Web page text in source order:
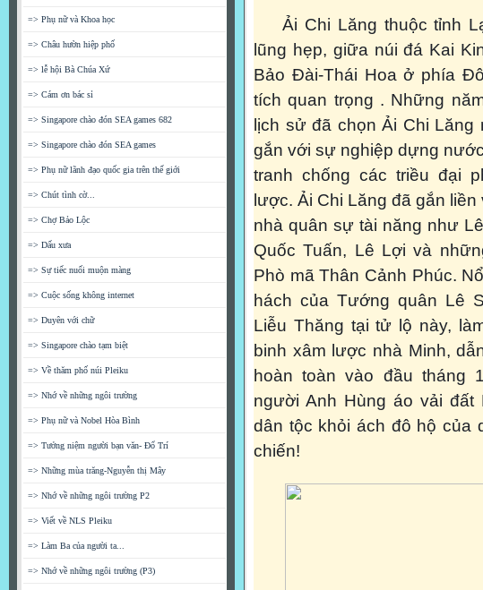
=> Phụ nữ và Khoa học
=> Châu hườn hiệp phố
=> lễ hội Bà Chúa Xứ
=> Cám ơn bác sỉ
=> Singapore chào đón SEA games 682
=> Singapore chào đón SEA games
=> Phụ nữ lãnh đạo quốc gia trên thế giới
=> Chút tình cờ...
=> Chợ Bảo Lộc
=> Dấu xưa
=> Sự tiếc nuối muộn màng
=> Cuộc sống không internet
=> Duyên với chữ
=> Singapore chào tạm biệt
=> Về thăm phố núi Pleiku
=> Nhớ về những ngôi trường
=> Phụ nữ và Nobel Hòa Bình
=> Tưởng niệm người bạn văn- Đổ Trí
=> Những mùa trăng-Nguyễn thị Mây
=> Nhớ về những ngôi trường P2
=> Viết về NLS Pleiku
=> Làm Ba của người ta...
=> Nhớ về những ngôi trường (P3)
Ải Chi Lăng thuộc tỉnh
lũng hẹp, giữa núi đá Kai
Bảo Đài-Thái Hoa ở phía
tích quan trọng . Những
lịch sử đã chọn Ải Chi
gắn với sự nghiệp dựng
tranh chống các triều đại
lược. Ải Chi Lăng đã gắn
nhà quân sự tài năng như
Quốc Tuấn, Lê Lợi và
Phò mã Thân Cảnh Phúc.
hách của Tướng quân Lê
Liễu Thăng tại tử lộ này,
binh xâm lược nhà Minh,
hoàn toàn vào đầu tháng
người Anh Hùng áo vải đất
dân tộc khỏi ách đô hộ của
chiến!